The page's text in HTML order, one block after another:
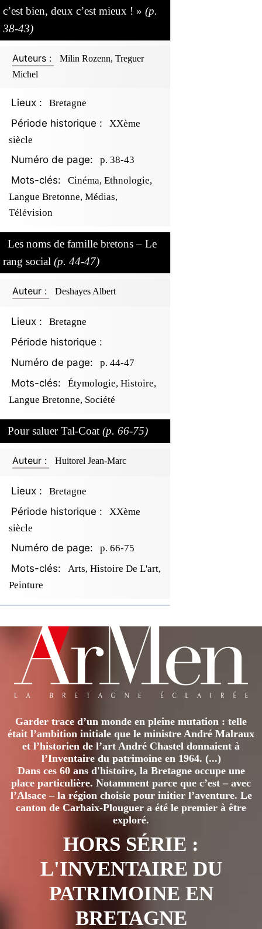
c’est bien, deux c’est mieux ! » (p.
38-43)
Auteurs :
Milin Rozenn, Treguer
Michel
Lieux : Bretagne
Période historique :
XXème
siècle
Numéro de page: p. 38-43
Mots-clés:
Cinéma, Ethnologie,
Langue Bretonne, Médias,
Télévision
Les noms de famille bretons – Le
rang social (p. 44-47)
Auteur : Deshayes Albert
Lieux : Bretagne
Période historique :
Numéro de page:
p. 44-47
Mots-clés:
Étymologie, Histoire,
Langue Bretonne, Société
Pour saluer Tal-Coat (p. 66-75)
Auteur : Huitorel Jean-Marc
Lieux : Bretagne
Période historique :
XXème
siècle
Numéro de page: p. 66-75
Mots-clés:
Arts, Histoire De L'art,
Peinture
Garder trace d’un monde en pleine mutation : telle
était l’ambition initiale que le ministre André Malraux
et l’historien de l’art André Chastel donnaient à
l’Inventaire du patrimoine en 1964. (...)
Dans ces 60 ans d'histoire, la Bretagne occupe une
place particulière. Notamment parce que c’est – avec
l’Alsace – la région choisie pour initier l’aventure. Le
canton de Carhaix-Plouguer a été le premier à être
exploré.
HORS SÉRIE :
L'INVENTAIRE DU
PATRIMOINE EN
BRETAGNE